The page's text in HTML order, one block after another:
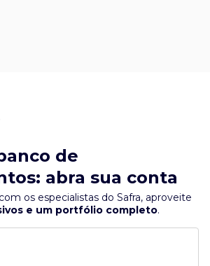
de
abra sua conta
os especialistas do Safra, aproveite
e um portfólio completo.